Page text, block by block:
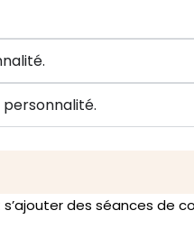
des séances de